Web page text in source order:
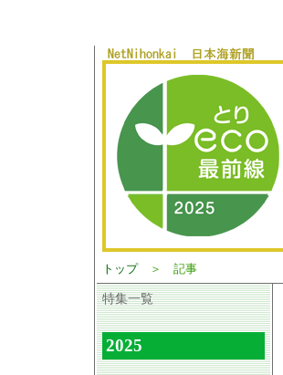
トップ＞ 記事
特集一覧
2025